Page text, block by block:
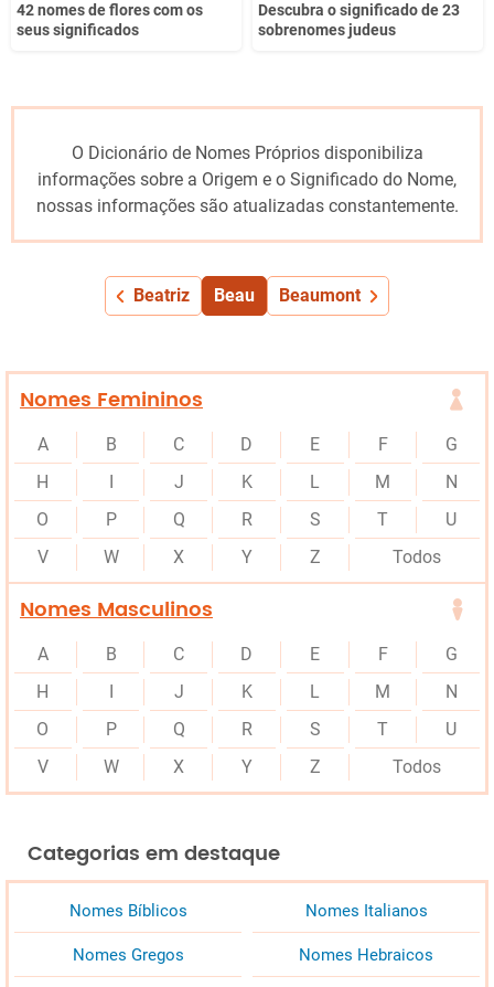
42 nomes de flores com os
seus significados
Descubra o significado de 23
sobrenomes judeus
O Dicionário de Nomes Próprios disponibiliza
informações sobre a Origem e o Significado do Nome,
nossas informações são atualizadas constantemente.
Beatriz Beau Beaumont
Nomes Femininos
A B C D E F
G
H
J K L M
N
O
P Q R S T
U
V
W X Y Z Todos
Nomes Masculinos
A B C D E F
G
H
J K L M
N
O
P Q R S T
U
V
W X Y Z Todos
Categorias em destaque
Nomes Bíblicos Nomes Italianos
Nomes Gregos Nomes Hebraicos